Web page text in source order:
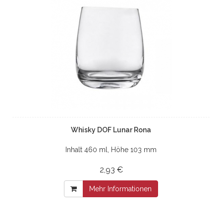
Whisky DOF Lunar Rona
Inhalt 460 ml, Höhe 103 mm
2,93 €
Mehr Informationen